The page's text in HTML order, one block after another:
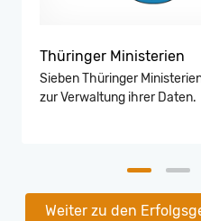
Thüringer Ministerien
Sieben Thüringer
zur Verwaltung ihrer Daten.
Weiter zu den